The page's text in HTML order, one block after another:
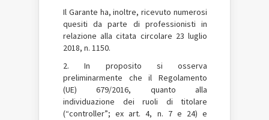
Il Garante ha, inoltre, ricevuto numerosi
quesiti da parte di professionisti in
relazione alla citata circolare 23 luglio
2018, n. 1150.
2. In proposito si osserva
preliminarmente che il Regolamento
(UE) 679/2016, quanto alla
individuazione dei ruoli di titolare
(“controller”; ex art. 4, n. 7 e 24) e